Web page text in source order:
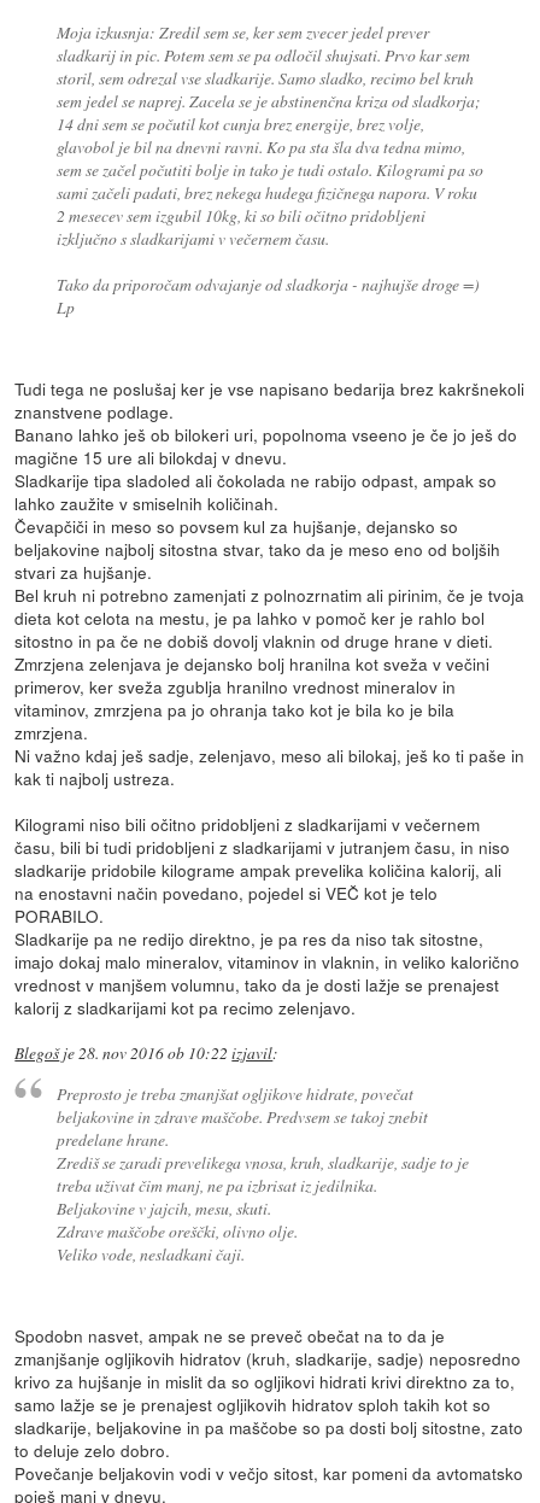
Moja izkusnja: Zredil sem se, ker sem zvecer jedel prever
sladkarij in pic. Potem sem se pa odločil shujsati. Prvo kar sem
storil, sem odrezal vse sladkarije. Samo sladko, recimo bel kruh
sem jedel se naprej. Zacela se je abstinenčna kriza od sladkorja;
14 dni sem se počutil kot cunja brez energije, brez volje,
glavobol je bil na dnevni ravni. Ko pa sta šla dva tedna mimo,
sem se začel počutiti bolje in tako je tudi ostalo. Kilogrami pa so
sami začeli padati, brez nekega hudega fizičnega napora. V roku
2 mesecev sem izgubil 10kg, ki so bili očitno pridobljeni
izključno s sladkarijami v večernem času.
Tako da priporočam odvajanje od sladkorja - najhujše droge =)
Lp
Tudi tega ne poslušaj ker je vse napisano bedarija brez kakršnekoli
znanstvene podlage.
Banano lahko ješ ob bilokeri uri, popolnoma vseeno je če jo ješ do
magične 15 ure ali bilokdaj v dnevu.
Sladkarije tipa sladoled ali čokolada ne rabijo odpast, ampak so
lahko zaužite v smiselnih količinah.
Čevapčiči in meso so povsem kul za hujšanje, dejansko so
beljakovine najbolj sitostna stvar, tako da je meso eno od boljših
stvari za hujšanje.
Bel kruh ni potrebno zamenjati z polnozrnatim ali pirinim, če je tvoja
dieta kot celota na mestu, je pa lahko v pomoč ker je rahlo bol
sitostno in pa če ne dobiš dovolj vlaknin od druge hrane v dieti.
Zmrzjena zelenjava je dejansko bolj hranilna kot sveža v večini
primerov, ker sveža zgublja hranilno vrednost mineralov in
vitaminov, zmrzjena pa jo ohranja tako kot je bila ko je bila
zmrzjena.
Ni važno kdaj ješ sadje, zelenjavo, meso ali bilokaj, ješ ko ti paše in
kak ti najbolj ustreza.
Kilogrami niso bili očitno pridobljeni z sladkarijami v večernem
času, bili bi tudi pridobljeni z sladkarijami v jutranjem času, in niso
sladkarije pridobile kilograme ampak prevelika količina kalorij, ali
na enostavni način povedano, pojedel si VEČ kot je telo
PORABILO.
Sladkarije pa ne redijo direktno, je pa res da niso tak sitostne,
imajo dokaj malo mineralov, vitaminov in vlaknin, in veliko kalorično
vrednost v manjšem volumnu, tako da je dosti lažje se prenajest
kalorij z sladkarijami kot pa recimo zelenjavo.
Blegošje28. nov 2016 ob 10:22 izjavil:
Preprosto je treba zmanjšat ogljikove hidrate, povečat
beljakovine in zdrave maščobe. Predvsem se takoj znebit
predelane hrane.
Zrediš se zaradi prevelikega vnosa, kruh, sladkarije, sadje to je
treba uživat čim manj, ne pa izbrisat iz jedilnika.
Beljakovine v jajcih, mesu, skuti.
Zdrave maščobe oreščki, olivno olje.
Veliko vode, nesladkani čaji.
Spodobn nasvet, ampak ne se preveč obečat na to da je
zmanjšanje ogljikovih hidratov (kruh, sladkarije, sadje) neposredno
krivo za hujšanje in mislit da so ogljikovi hidrati krivi direktno za to,
samo lažje se je prenajest ogljikovih hidratov sploh takih kot so
sladkarije, beljakovine in pa maščobe so pa dosti bolj sitostne, zato
to deluje zelo dobro.
Povečanje beljakovin vodi v večjo sitost, kar pomeni da avtomatsko
poješ manj v dnevu.